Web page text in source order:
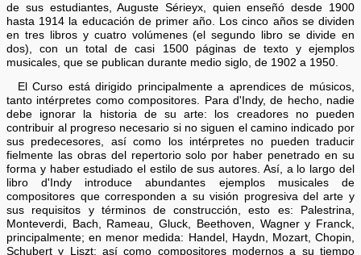
de sus estudiantes, Auguste Sérieyx, quien enseñó desde 1900
hasta 1914 la educación de primer año. Los cinco años se dividen
en tres libros y cuatro volúmenes (el segundo libro se divide en
dos), con un total de casi 1500 páginas de texto y ejemplos
musicales, que se publican durante medio siglo, de 1902 a 1950.
El Curso está dirigido principalmente a aprendices de músicos,
tanto intérpretes como compositores. Para d'Indy, de hecho, nadie
debe ignorar la historia de su arte: los creadores no pueden
contribuir al progreso necesario si no siguen el camino indicado por
sus predecesores, así como los intérpretes no pueden traducir
fielmente las obras del repertorio solo por haber penetrado en su
forma y haber estudiado el estilo de sus autores. Así, a lo largo del
libro d'Indy introduce abundantes ejemplos musicales de
compositores que corresponden a su visión progresiva del arte y
sus requisitos y términos de construcción, esto es: Palestrina,
Monteverdi, Bach, Rameau, Gluck, Beethoven, Wagner y Franck,
principalmente; en menor medida: Handel, Haydn, Mozart, Chopin,
Schubert y Liszt; así como compositores modernos a su tiempo